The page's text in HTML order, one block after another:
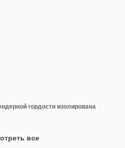
гордости изолирована
все